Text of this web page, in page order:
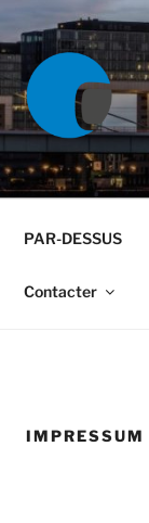
PAR-DESSUS
Contacter
IMPRESSUM